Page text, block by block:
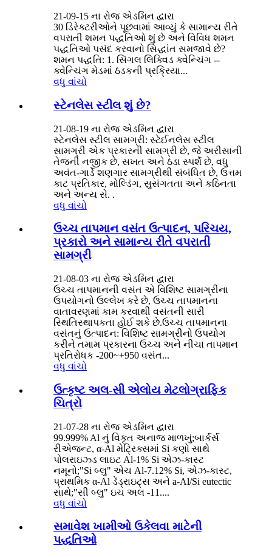
21-09-15 ના રોજ એડમિન દ્વારા
30 ડિરેક્ટરીઓને પૂછવામાં આવ્યું કે સામાન્ય રીતે
વપરાતી શમન પદ્ધતિઓ શું છે અને વિવિધ શમન
પદ્ધતિઓ પસંદ કરવાનો સિદ્ધાંત સમજાવે છે?
શમન પદ્ધતિ: 1. સિંગલ લિક્વિડ ક્વેન્ચિંગ --
ક્વેન્ચિંગ મેડમાં ઠંડકની પ્રક્રિયા...
વધુ વાંચો
સ્ટેનલેસ સ્ટીલ શું છે?
21-08-19 ના રોજ એડમિન દ્વારા
સ્ટેનલેસ સ્ટીલ સામગ્રી: સ્ટેઈનલેસ સ્ટીલ
સામગ્રી એક પ્રકારની સામગ્રી છે, જે અરીસાની
તેજની નજીક છે, સખત અને ઠંડા સ્પર્શે છે, વધુ
અવંત-ગાર્ડે શણગાર સામગ્રીથી સંબંધિત છે, ઉત્તમ
કાટ પ્રતિકાર, મોલ્ડિંગ, સુસંગતતા અને કઠિનતા
અને અન્ય સે. .
વધુ વાંચો
ઉચ્ચ તાપમાન વસંત ઉત્પાદન, પરિચય,
પ્રકારો અને સામાન્ય રીતે વપરાતી
સામગ્રી
21-08-03 ના રોજ એડમિન દ્વારા
ઉચ્ચ તાપમાનની વસંત એ વિશિષ્ટ સામગ્રીના
ઉપયોગનો ઉલ્લેખ કરે છે, ઉચ્ચ તાપમાનના
વાતાવરણમાં કામ કરવાથી વસંતની સારી
સ્થિતિસ્થાપકતા હોઈ શકે છે.ઉચ્ચ તાપમાનના
વસંતનું ઉત્પાદન: વિશિષ્ટ સામગ્રીનો ઉપયોગ
કરીને તમામ પ્રકારના ઉચ્ચ અને નીચા તાપમાન
પ્રતિરોધક -200~+950 વસંત...
વધુ વાંચો
ઉત્કૃષ્ટ અલ-સી એલોય મેટલોગ્રાફિક
ચિત્રો
21-07-28 ના રોજ એડમિન દ્વારા
99.999% Al નું વિકૃત અનાજ માળખું;બાર્કર્સ
રીએજન્ટ, α-Al મેટ્રિક્સમાં Si કણો સાથે
પોલરાઇઝ્ડ લાઇટ Al-1% Si એઝ-કાસ્ટ
નમૂનો;"Si બ્લુ" એચ Al-7.12% Si, એઝ-કાસ્ટ,
પ્રાથમિક α-Al ડેંડ્રાઇટ્સ અને a-Al/Si eutectic
સાથે;"સી બ્લુ" ઇચ અલ -11....
વધુ વાંચો
સમાવેશ ખામીઓ ઉકેલવા માટેની
પદ્ધતિઓ